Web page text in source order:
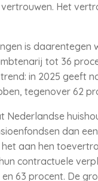
Het
is
tot 36
in 2025 geeft
tegenover 62
dan
aan hen
contractuele
63 procent. De